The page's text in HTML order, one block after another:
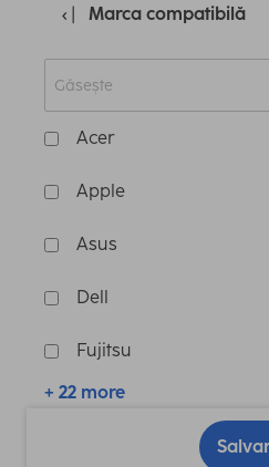
Marca compatibilă
Acer
Apple
Asus
Dell
Fujitsu
+ 22 more